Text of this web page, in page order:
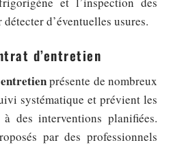
d’éventuelles usures.
d’entretien
présente de nombreux
systématique et prévient les
à des interventions planifiées.
par des professionnels